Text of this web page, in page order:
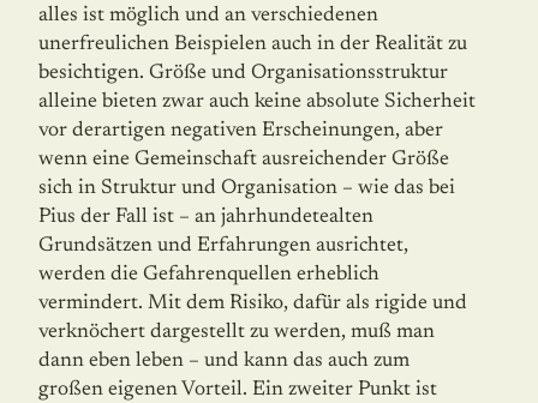
alles ist möglich und an verschiedenen
unerfreulichen Beispielen auch in der Realität zu
besich­tigen. Größe und Organisationsstruktur
alleine bieten zwar auch keine absolute Sicher­heit
vor derartigen negativen Erscheinungen, aber
wenn eine Gemeinschaft ausrei­chender Größe
sich in Struktur und Organisation – wie das bei
Pius der Fall ist – an jahrhundetealten
Grundsätzen und Erfahrungen ausrichtet,
werden die Gefahrenquellen erheblich
vermindert. Mit dem Risiko, dafür als rigide und
verknöchert dargestellt zu werden, muß man
dann eben leben – und kann das auch zum
großen eigenen Vorteil. Ein zweiter Punkt ist